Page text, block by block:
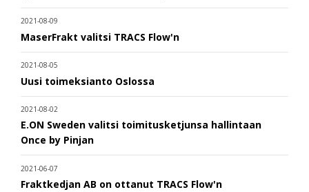
2021-08-09
MaserFrakt valitsi TRACS Flow'n
2021-08-05
Uusi toimeksianto Oslossa
2021-08-02
E.ON Sweden valitsi toimitusketjunsa hallintaan
Once by Pinjan
2021-06-07
Fraktkedjan AB on ottanut TRACS Flow'n